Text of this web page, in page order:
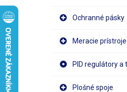
Ochranné pásky
Meracie prístroje
PID regulátory
Plošné spoje